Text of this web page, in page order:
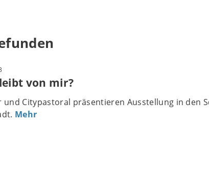
von mir?
und Citypastoral präsentieren Ausstellung in den
Mehr